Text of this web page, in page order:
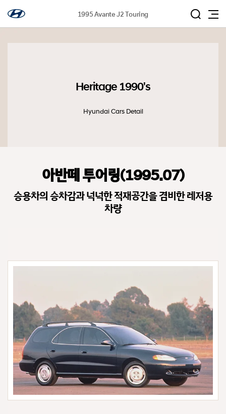
1995 Avante J2 Touring
Heritage 1990's
Hyundai Cars Detail
아반떼 투어링(1995.07)
승용차의 승차감과 넉넉한 적재공간을 겸비한 레저용
차량